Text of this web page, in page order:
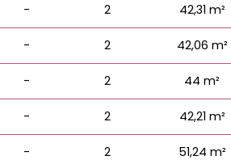
- 2 42,31 m²
- 2 42,06 m²
- 2 44 m²
- 2 42,21 m²
- 2 51,24 m²